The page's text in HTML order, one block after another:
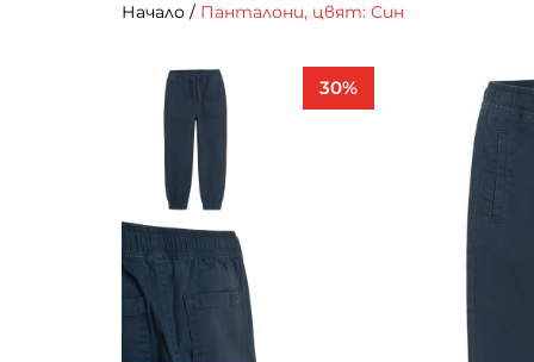
Начало / Панталони, цвят: Син
30%